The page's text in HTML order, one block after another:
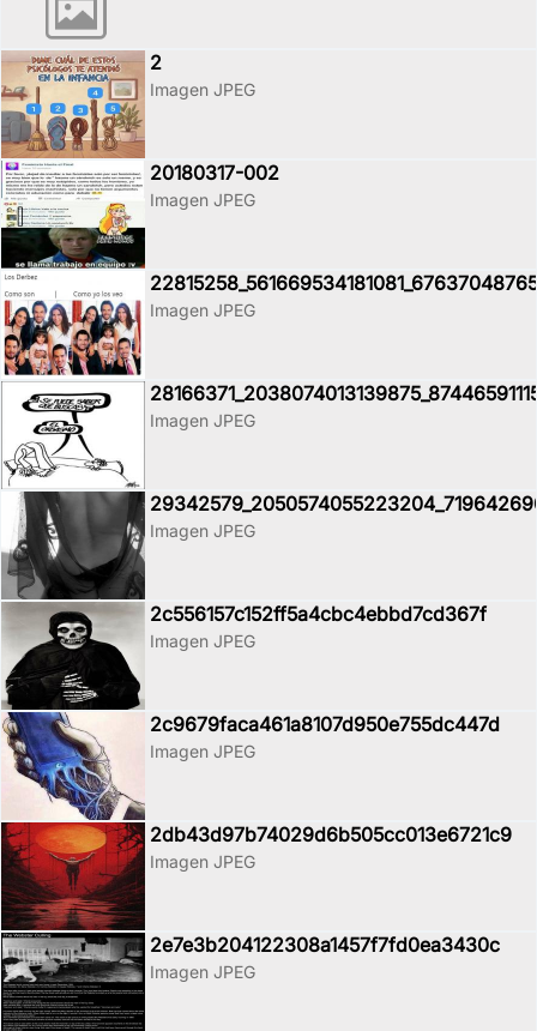
2
Imagen JPEG
20180317-002
Imagen JPEG
Imagen JPEG
Imagen JPEG
Imagen JPEG
2c556157c152ff5a4cbc4ebbd7cd367f
Imagen JPEG
2c9679faca461a8107d950e755dc447d
Imagen JPEG
2db43d97b74029d6b505cc013e6721c9
Imagen JPEG
2e7e3b204122308a1457f7fd0ea3430c
Imagen JPEG